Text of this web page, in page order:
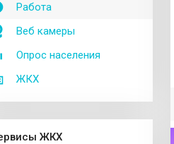
Работа
Веб камеры
Опрос населения
ЖКХ
ЖКХ